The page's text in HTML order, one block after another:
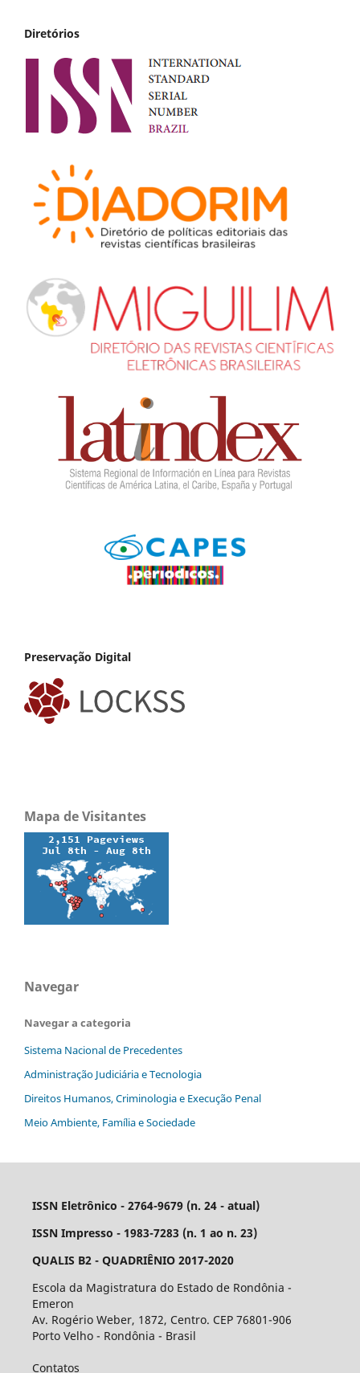
Diretórios
Preservação Digital
Mapa de Visitantes
Navegar
Navegar a categoria
Sistema Nacional de Precedentes
Administração Judiciária e Tecnologia
Direitos Humanos, Criminologia e Execução Penal
Meio Ambiente, Família e Sociedade
ISSN Eletrônico - 2764-9679 (n. 24 - atual)
ISSN Impresso - 1983-7283 (n. 1 ao n. 23)
QUALIS B2 - QUADRIÊNIO 2017-2020
Escola da Magistratura do Estado de Rondônia -
Emeron
Av. Rogério Weber, 1872, Centro. CEP 76801-906
Porto Velho - Rondônia - Brasil
Contatos